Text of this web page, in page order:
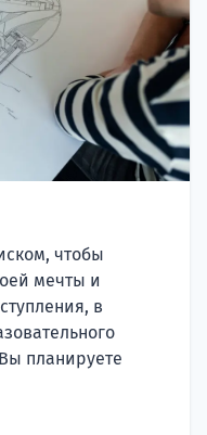
чтобы
мечты и
в
планируете